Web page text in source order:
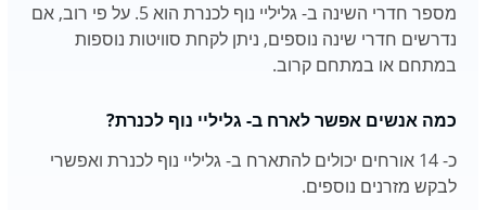
מספר חדרי השינה ב- גליליי נוף לכנרת הוא 5. על פי רוב, אם
נדרשים חדרי שינה נוספים, ניתן לקחת סוויטות נוספות
במתחם או במתחם קרוב.
כמה אנשים אפשר לארח ב- גליליי נוף לכנרת?
כ- 14 אורחים יכולים להתארח ב- גליליי נוף לכנרת ואפשרי
לבקש מזרנים נוספים.